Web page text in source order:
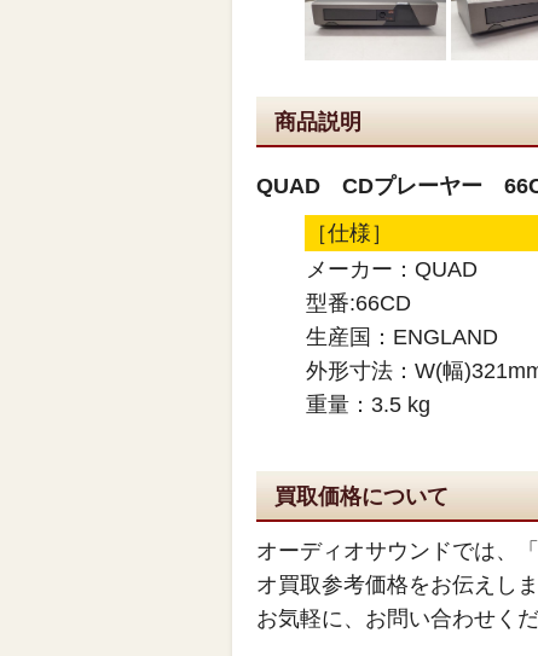
商品説明
QUAD CDプレーヤー
［仕様］
メーカー：QUAD
型番:66CD
生産国：ENGLAND
外形寸法：W(幅
重量：3.5 kg
買取価格について
オーディオサウンドでは、
オ買取参考価格をお伝えしま
お気軽に、お問い合わせくだ